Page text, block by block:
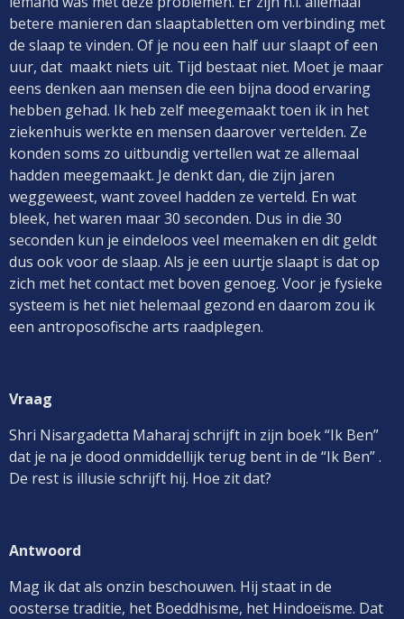
betere manieren dan slaaptabletten om verbinding met
de slaap te vinden. Of je nou een half uur slaapt of een
uur, dat maakt niets uit. Tijd bestaat niet. Moet je maar
eens denken aan mensen die een bijna dood ervaring
hebben gehad. Ik heb zelf meegemaakt toen ik in het
ziekenhuis werkte en mensen daarover vertelden. Ze
konden soms zo uitbundig vertellen wat ze allemaal
hadden meegemaakt. Je denkt dan, die zijn jaren
weggeweest, want zoveel hadden ze verteld. En wat
bleek, het waren maar 30 seconden. Dus in die 30
seconden kun je eindeloos veel meemaken en dit geldt
dus ook voor de slaap. Als je een uurtje slaapt is dat op
zich met het contact met boven genoeg. Voor je fysieke
systeem is het niet helemaal gezond en daarom zou ik
een antroposofische arts raadplegen.
Vraag
Shri Nisargadetta Maharaj schrijft in zijn boek “Ik Ben”
dat je na je dood onmiddellijk terug bent in de “Ik Ben” .
De rest is illusie schrijft hij. Hoe zit dat?
Antwoord
Mag ik dat als onzin beschouwen. Hij staat in de
oosterse traditie, het Boeddhisme, het Hindoeïsme. Dat